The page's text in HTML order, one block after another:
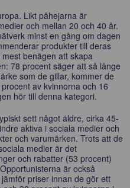
Likt påhejarna är
och mellan 20 och 40 år.
minst en gång om dagen
produkter till deras
benägen att skapa
78 procent säger att så länge
som de gillar, kommer de
av kvinnorna och 16
hör till denna kategori.
sett något äldre, cirka 45-
aktiva i sociala medier och
och varumärken. Trots att de
medier är det
och rabatter (53 procent)
är också
priser innan de gör ett